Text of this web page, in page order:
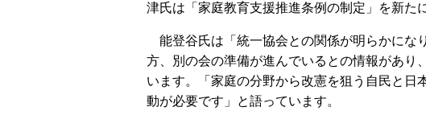
津氏は「家庭教育支援推進条例の制定」を新た
能登谷氏は「統一協会との関係が明らかにな
方、別の会の準備が進んでいるとの情報があり
います。「家庭の分野から改憲を狙う自民と日
動が必要です」と語っています。